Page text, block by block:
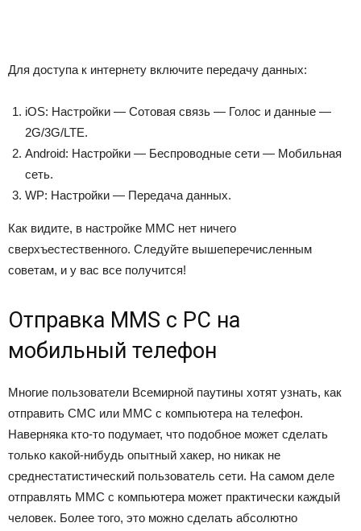
Для доступа к интернету включите передачу данных:
iOS: Настройки — Сотовая связь — Голос и данные —
2G/3G/LTE.
Android: Настройки — Беспроводные сети — Мобильная
сеть.
WP: Настройки — Передача данных.
Как видите, в настройке ММС нет ничего
сверхъестественного. Следуйте вышеперечисленным
советам, и у вас все получится!
Отправка MMS c PC на
мобильный телефон
Многие пользователи Всемирной паутины хотят узнать, как
отправить СМС или ММС с компьютера на телефон.
Наверняка кто-то подумает, что подобное может сделать
только какой-нибудь опытный хакер, но никак не
среднестатистический пользователь сети. На самом деле
отправлять ММС с компьютера может практически каждый
человек. Более того, это можно сделать абсолютно